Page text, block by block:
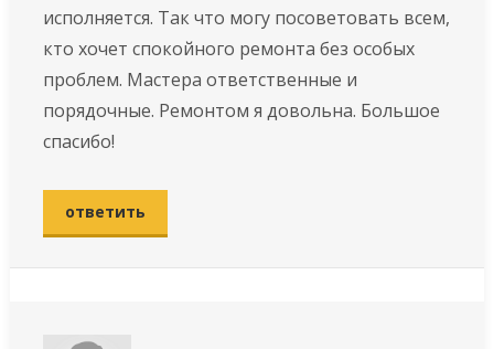
исполняется. Так что могу посоветовать всем,
кто хочет спокойного ремонта без особых
проблем. Мастера ответственные и
порядочные. Ремонтом я довольна. Большое
спасибо!
ответить